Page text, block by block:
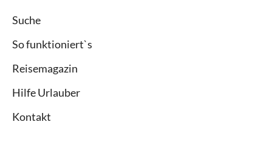
Suche
So funktioniert`s
Reisemagazin
Hilfe Urlauber
Kontakt